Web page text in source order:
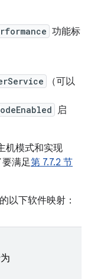
功能标
（可以
启
机模式和实现
要满足第 7.7.2 节
以下软件映射：